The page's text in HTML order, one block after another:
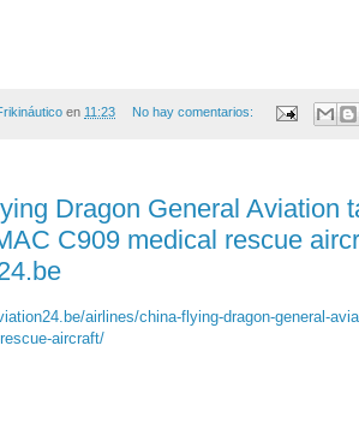
en 11:23 No hay comentarios:
Dragon General Aviation
C909 medical rescue
airlines/china-flying-dragon-general-
aircraft/